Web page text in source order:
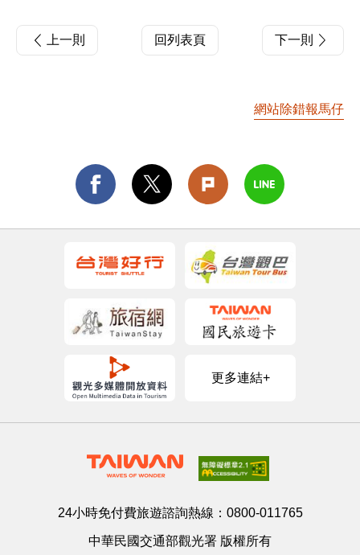
上一則 回列表頁 下一則
網站除錯報馬仔
更多連結+
24小時免付費旅遊諮詢熱線： 0800-011765
中華民國交通部觀光署 版權所有